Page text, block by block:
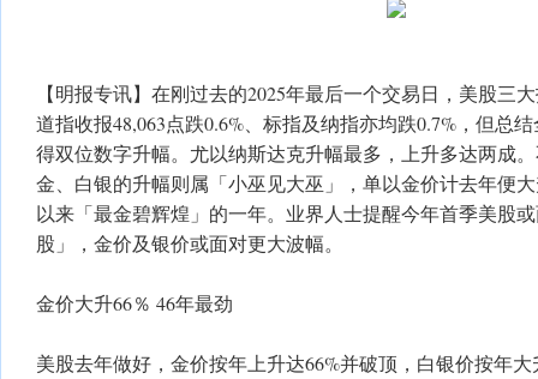
【明报专讯】在刚过去的2025年最后一个交易日，美股三
道指收报48,063点跌0.6%、标指及纳指亦均跌0.7%，但总
得双位数字升幅。尤以纳斯达克升幅最多，上升多达两成
金、白银的升幅则属「小巫见大巫」，单以金价计去年便
以来「最金碧辉煌」的一年。业界人士提醒今年首季美股
股」，金价及银价或面对更大波幅。
金价大升66％ 46年最劲
美股去年做好，金价按年上升达66%并破顶，白银价按年